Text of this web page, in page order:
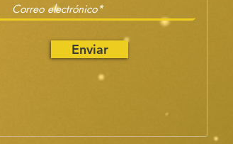
Enviar